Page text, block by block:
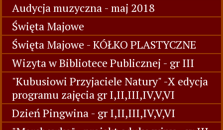
Audycja muzyczna - maj 2018
Święta Majowe
Święta Majowe - KÓŁKO PLASTYCZNE
Wizyta w Bibliotece Publicznej - gr III
"Kubusiowi Przyjaciele Natury" -X edycja
programu zajęcia gr I,II,III,IV,V,VI
Dzień Pingwina - gr I,II,III,IV,V,VI